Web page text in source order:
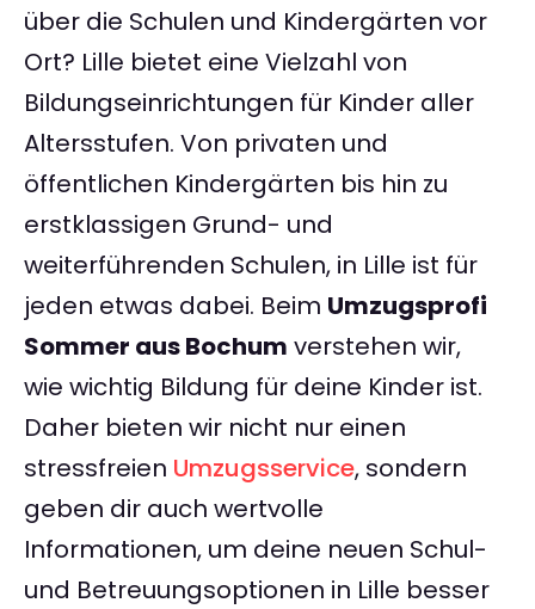
über die Schulen und Kindergärten vor
Ort? Lille bietet eine Vielzahl von
Bildungseinrichtungen für Kinder aller
Altersstufen. Von privaten und
öffentlichen Kindergärten bis hin zu
erstklassigen Grund- und
weiterführenden Schulen, in Lille ist für
jeden etwas dabei. Beim Umzugsprofi
Sommer aus Bochum verstehen wir,
wie wichtig Bildung für deine Kinder ist.
Daher bieten wir nicht nur einen
stressfreien Umzugsservice, sondern
geben dir auch wertvolle
Informationen, um deine neuen Schul-
und Betreuungsoptionen in Lille besser